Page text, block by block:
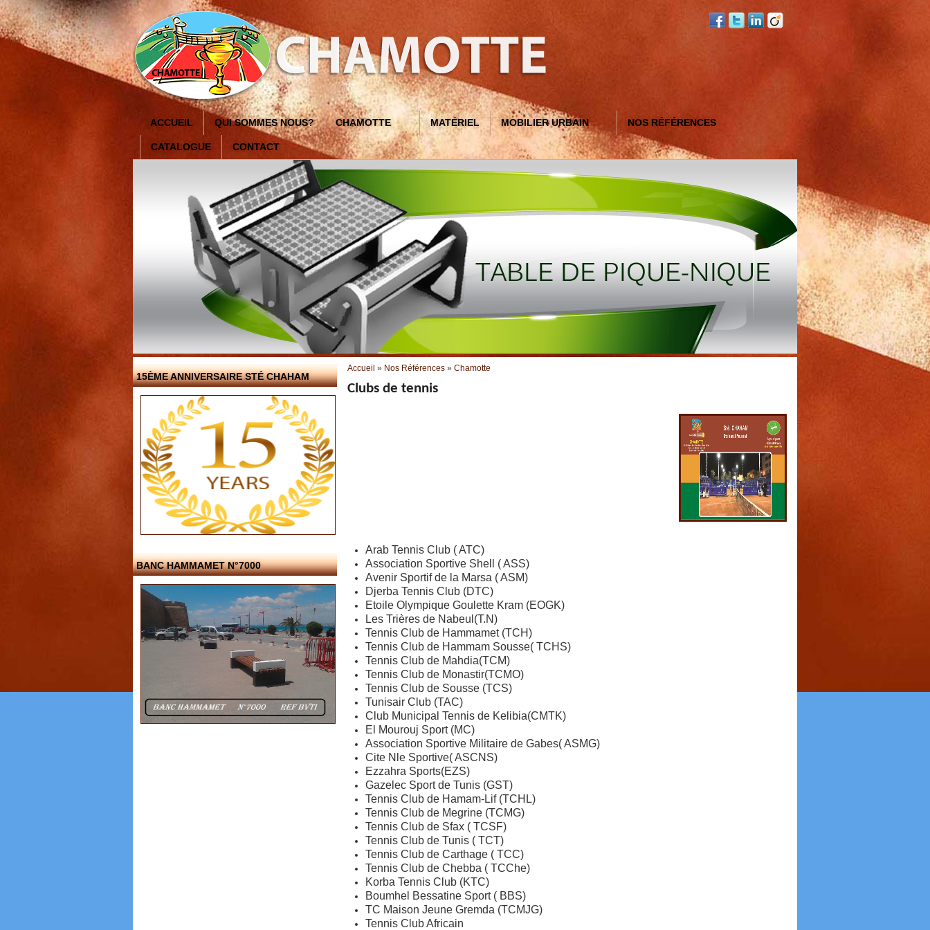
ACCUEIL QUI SOMMES NOUS? CHAMOTTE MATÉRIEL MOBILIER URBAIN NOS RÉFÉRENCES
CATALOGUE CONTACT
15ÈME ANNIVERSAIRE STÉ CHAHAM
BANC HAMMAMET N°7000
Vous êtes ici
Accueil » Nos Références » Chamotte
Clubs de tennis
Arab Tennis Club ( ATC)
Association Sportive Shell ( ASS)
Avenir Sportif de la Marsa ( ASM)
Djerba Tennis Club (DTC)
Etoile Olympique Goulette Kram (EOGK)
Les Trières de Nabeul(T.N)
Tennis Club de Hammamet (TCH)
Tennis Club de Hammam Sousse( TCHS)
Tennis Club de Mahdia(TCM)
Tennis Club de Monastir(TCMO)
Tennis Club de Sousse (TCS)
Tunisair Club (TAC)
Club Municipal Tennis de Kelibia(CMTK)
El Mourouj Sport (MC)
Association Sportive Militaire de Gabes( ASMG)
Cite Nle Sportive( ASCNS)
Ezzahra Sports(EZS)
Gazelec Sport de Tunis (GST)
Tennis Club de Hamam-Lif (TCHL)
Tennis Club de Megrine (TCMG)
Tennis Club de Sfax ( TCSF)
Tennis Club de Tunis ( TCT)
Tennis Club de Carthage ( TCC)
Tennis Club de Chebba ( TCChe)
Korba Tennis Club (KTC)
Boumhel Bessatine Sport ( BBS)
TC Maison Jeune Gremda (TCMJG)
Tennis Club Africain